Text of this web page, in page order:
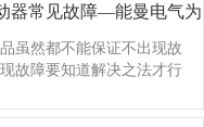
器常见故障—能曼电气为
虽然都不能保证不出现故
故障要知道解决之法才行
故障”,也给你提出解决办